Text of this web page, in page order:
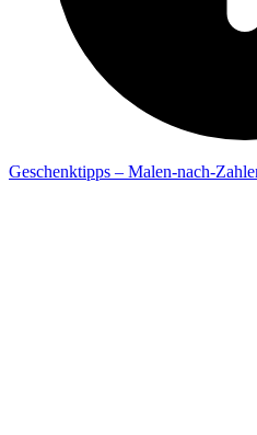
Geschenktipps – Malen-nach-